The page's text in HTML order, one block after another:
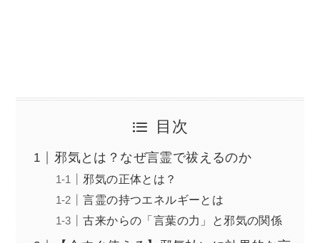
目次
邪気とは？なぜ言霊で祓えるのか
邪気の正体とは？
言霊の持つエネルギーとは
古来からの「言葉の力」と邪気の関係